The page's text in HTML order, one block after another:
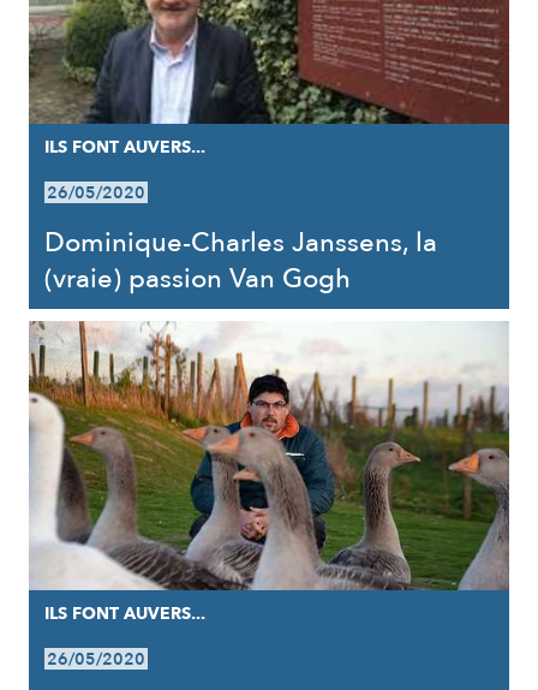
ILS FONT AUVERS...
26/05/2020
Dominique-Charles Janssens, la
(vraie) passion Van Gogh
ILS FONT AUVERS...
26/05/2020